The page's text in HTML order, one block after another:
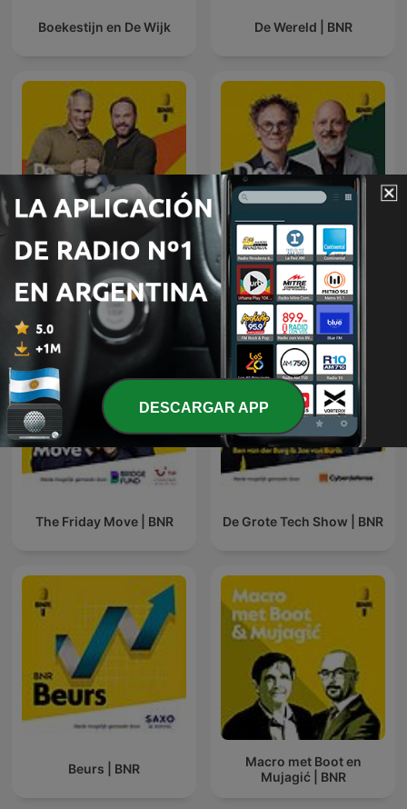
Boekestijn en De Wijk De Wereld | BNR
De Nationale Autoshow |
BNR
De Technoloog | BNR
The Friday Move | BNR De Grote Tech Show | BNR
Beurs | BNR
Macro met Boot en
Mujagić | BNR
DESCARGAR APP